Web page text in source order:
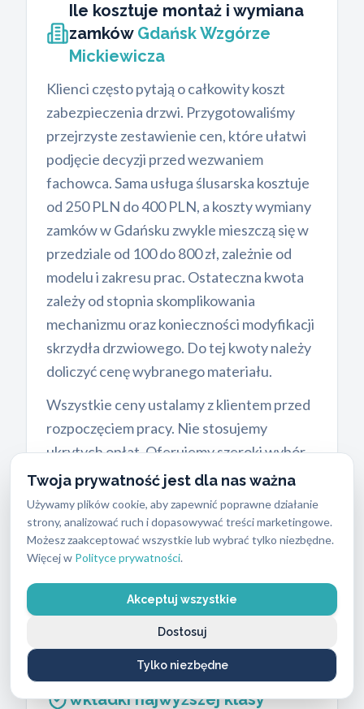
Twoja prywatność jest dla nas ważna
Używamy plików cookie, aby zapewnić poprawne działanie
strony, analizować ruch i dopasowywać treści marketingowe.
Możesz zaakceptować wszystkie lub wybrać tylko niezbędne.
Więcej w Polityce prywatności.
Akceptuj wszystkie
Tylko niezbędne
Dostosuj
Ile kosztuje montaż i wymiana
zamków Gdańsk Wzgórze
Mickiewicza
Klienci często pytają o całkowity koszt
zabezpieczenia drzwi. Przygotowaliśmy
przejrzyste zestawienie cen, które ułatwi
podjęcie decyzji przed wezwaniem
fachowca. Sama usługa ślusarska kosztuje
od 250 PLN do 400 PLN, a koszty wymiany
zamków w Gdańsku zwykle mieszczą się w
przedziale od 100 do 800 zł, zależnie od
modelu i zakresu prac. Ostateczna kwota
zależy od stopnia skomplikowania
mechanizmu oraz konieczności modyfikacji
skrzydła drzwiowego. Do tej kwoty należy
doliczyć cenę wybranego materiału.
Wszystkie ceny ustalamy z klientem przed
rozpoczęciem pracy. Nie stosujemy
ukrytych opłat. Oferujemy szeroki wybór
produktów w naszej ofercie i wsklepie z
zamkami w Gdańsku. Wybór
odpowiedniego mechanizmu zależy od
Twoich potrzeb i budżetu, a wymiana
wkładek bywa tańszym rozwiązaniem niż
wymiana całego mechanizmu zamka.
Wkładki średniej klasya
wkładki najwyższej klasy